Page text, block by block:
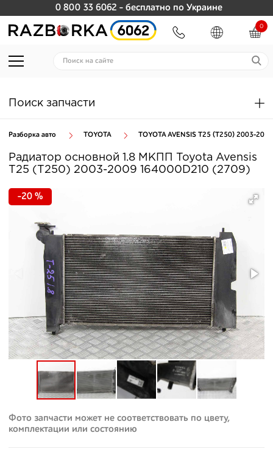
0 800 33 6062 - бесплатно по Украине
0
Поиск запчасти
Разборка авто TOYOTA TOYOTA AVENSIS T25 (T250) 2003-2009
Радиатор основной 1.8 МКПП Toyota Avensis
T25 (T250) 2003-2009 164000D210 (2709)
-20 %
Фото запчасти может не соответствовать по цвету,
комплектации или состоянию